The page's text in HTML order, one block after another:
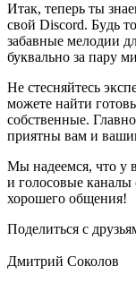
Итак, теперь ты
свой Discord. Бyдь
забавные мелодии
буквально за пару
Не стесняйтесь
можете найти
собственные.
приятны вам и
Мы надеемся, что у
и голосовые каналы
хорошего общения!
Поделиться с
Дмитрий Соколов